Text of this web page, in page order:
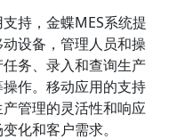
持，金蝶MES系统提
设备，管理人员和操
务、录入和查询生产
作。移动应用的支持
管理的灵活性和响应
化和客户需求。